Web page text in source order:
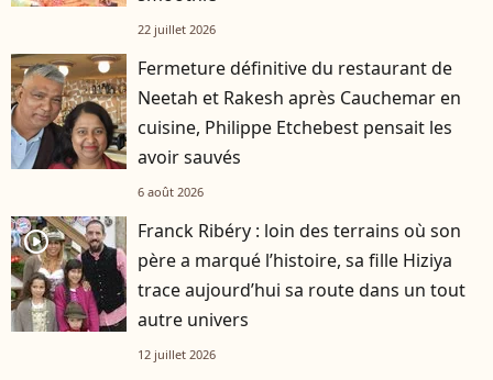
22 juillet 2026
Fermeture définitive du restaurant de
Neetah et Rakesh après Cauchemar en
cuisine, Philippe Etchebest pensait les
avoir sauvés
6 août 2026
player2
Franck Ribéry : loin des terrains où son
père a marqué l’histoire, sa fille Hiziya
trace aujourd’hui sa route dans un tout
autre univers
12 juillet 2026